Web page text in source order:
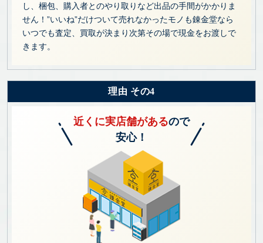
し、梱包、購入者とのやり取りなど出品の手間がかかりま
せん！”いいね”だけついて売れなかったモノも錬金堂なら
いつでも査定、買取が決まり次第その場で現金をお渡しで
きます。
理由 その4
近くに実店舗があるので
安心！